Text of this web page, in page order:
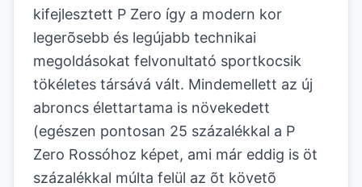
kifejlesztett P Zero így a modern kor
legerõsebb és legújabb technikai
megoldásokat felvonultató sportkocsik
tökéletes társává vált. Mindemellett az új
abroncs élettartama is növekedett
(egészen pontosan 25 százalékkal a P
Zero Rossóhoz képet, ami már eddig is öt
százalékkal múlta felül az õt követõ